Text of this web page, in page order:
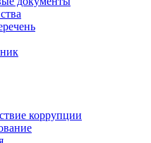
коррупции